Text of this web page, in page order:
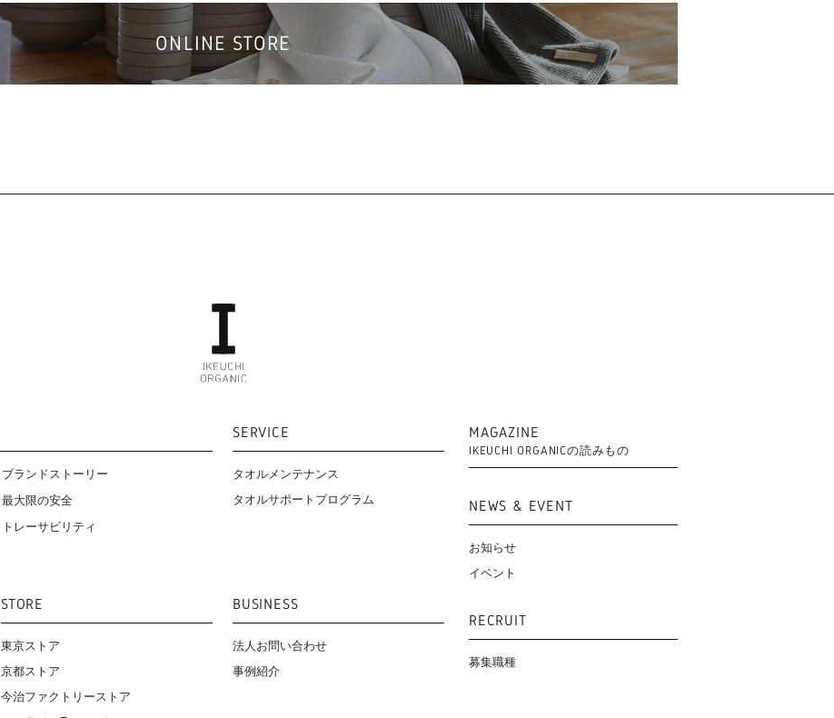
ONLINE STORE
ブランドストーリー
最大限の安全
トレーサビリティ
SERVICE
タオルメンテナンス
タオルサポートプログラム
STORE
東京ストア
京都ストア
今治ファクトリーストア
BUSINESS
法人お問い合わせ
事例紹介
MAGAZINE
IKEUCHI ORGANICの読みもの
NEWS & EVENT
お知らせ
イベント
RECRUIT
募集職種